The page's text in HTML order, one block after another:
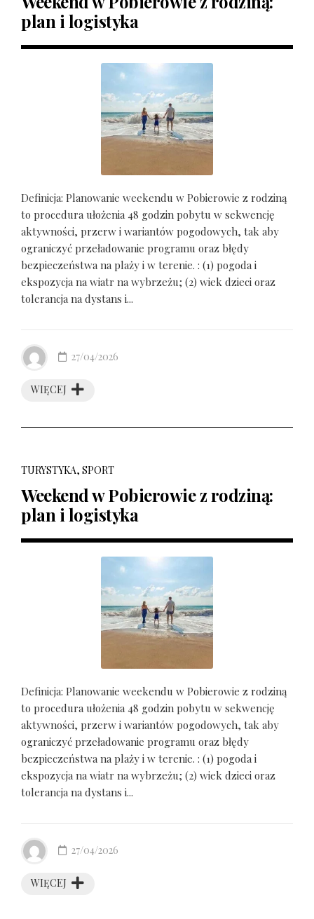
plan i logistyka
Definicja: Planowanie weekendu w Pobierowie z rodziną
to procedura ułożenia 48 godzin pobytu w sekwencję
aktywności, przerw i wariantów pogodowych, tak aby
ograniczyć przeładowanie programu oraz błędy
bezpieczeństwa na plaży i w terenie. : (1) pogoda i
ekspozycja na wiatr na wybrzeżu; (2) wiek dzieci oraz
tolerancja na dystans i...
WIĘCEJ
27/04/2026
TURYSTYKA, SPORT
Weekend w Pobierowie z rodziną:
plan i logistyka
Definicja: Planowanie weekendu w Pobierowie z rodziną
to procedura ułożenia 48 godzin pobytu w sekwencję
aktywności, przerw i wariantów pogodowych, tak aby
ograniczyć przeładowanie programu oraz błędy
bezpieczeństwa na plaży i w terenie. : (1) pogoda i
ekspozycja na wiatr na wybrzeżu; (2) wiek dzieci oraz
tolerancja na dystans i...
WIĘCEJ
27/04/2026